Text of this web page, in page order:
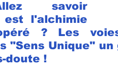
savoir
est l'alchimie
? Les
"Sens Unique"
doute !